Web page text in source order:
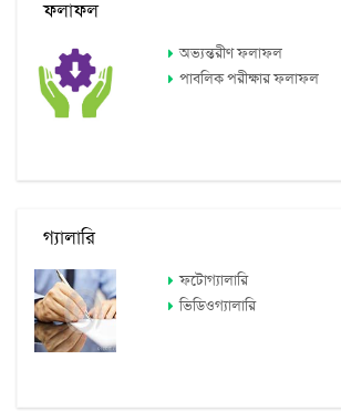
ফলাফল
অভ্যন্তরীণ ফলাফল
পাবলিক পরীক্ষার ফলাফল
গ্যালারি
ফটোগ্যালারি
ভিডিওগ্যালারি